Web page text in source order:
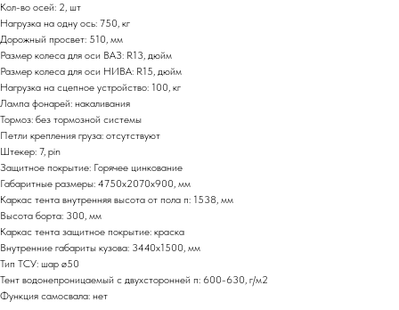
Кол-во осей: 2, шт
Нагрузка на одну ось: 750, кг
Дорожный просвет: 510, мм
Размер колеса для оси ВАЗ: R13, дюйм
Размер колеса для оси НИВА: R15, дюйм
Нагрузка на сцепное устройство: 100, кг
Лампа фонарей: накаливания
Тормоз: без тормозной системы
Петли крепления груза: отсутствуют
Штекер: 7, pin
Защитное покрытие: Горячее цинкование
Габаритные размеры: 4750х2070х900, мм
Каркас тента внутренняя высота от пола п: 1538, мм
Высота борта: 300, мм
Каркас тента защитное покрытие: краска
Внутренние габариты кузова: 3440х1500, мм
Тип ТСУ: шар ø50
Тент водонепроницаемый с двухсторонней п: 600-630, г/м2
Функция самосвала: нет